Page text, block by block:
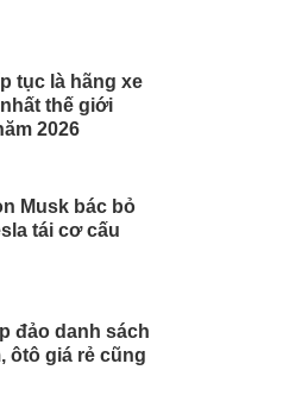
tục là hãng xe
thế giới
2026
Musk bác bỏ
tái cơ cấu
đảo danh sách
ôtô giá rẻ cũng